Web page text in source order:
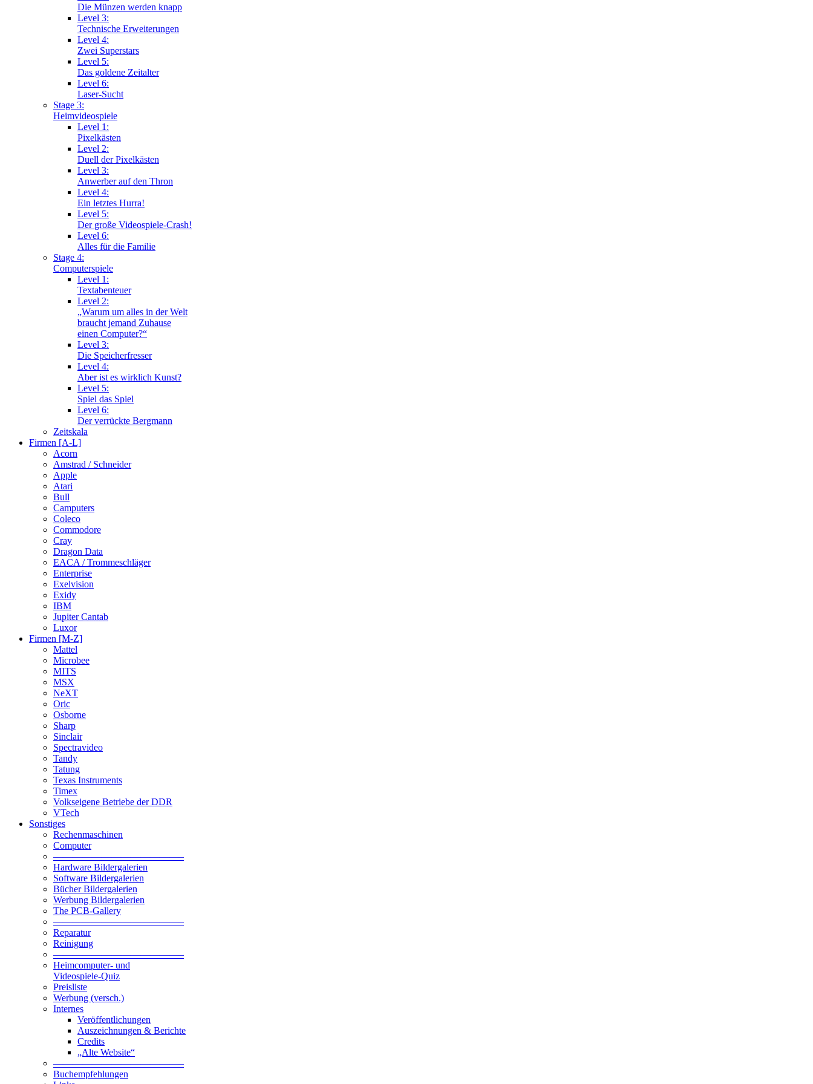
Die Münzen werden knapp
Level 3:
Technische Erweiterungen
Level 4:
Zwei Superstars
Level 5:
Das goldene Zeitalter
Level 6:
Laser-Sucht
Stage 3:
Heimvideospiele
Level 1:
Pixelkästen
Level 2:
Duell der Pixelkästen
Level 3:
Anwerber auf den Thron
Level 4:
Ein letztes Hurra!
Level 5:
Der große Videospiele-Crash!
Level 6:
Alles für die Familie
Stage 4:
Computerspiele
Level 1:
Textabenteuer
Level 2:
„Warum um alles in der Welt
braucht jemand Zuhause
einen Computer?“
Level 3:
Die Speicherfresser
Level 4:
Aber ist es wirklich Kunst?
Level 5:
Spiel das Spiel
Level 6:
Der verrückte Bergmann
Zeitskala
Firmen [A-L]
Acorn
Amstrad / Schneider
Apple
Atari
Bull
Camputers
Coleco
Commodore
Cray
Dragon Data
EACA / Trommeschläger
Enterprise
Exelvision
Exidy
IBM
Jupiter Cantab
Luxor
Firmen [M-Z]
Mattel
Microbee
MITS
MSX
NeXT
Oric
Osborne
Sharp
Sinclair
Spectravideo
Tandy
Tatung
Texas Instruments
Timex
Volkseigene Betriebe der DDR
VTech
Sonstiges
Rechenmaschinen
Computer
—————————————–
Hardware Bildergalerien
Software Bildergalerien
Bücher Bildergalerien
Werbung Bildergalerien
The PCB-Gallery
—————————————–
Reparatur
Reinigung
—————————————–
Heimcomputer- und
Videospiele-Quiz
Preisliste
Werbung (versch.)
Internes
Veröffentlichungen
Auszeichnungen & Berichte
Credits
„Alte Website“
—————————————–
Buchempfehlungen